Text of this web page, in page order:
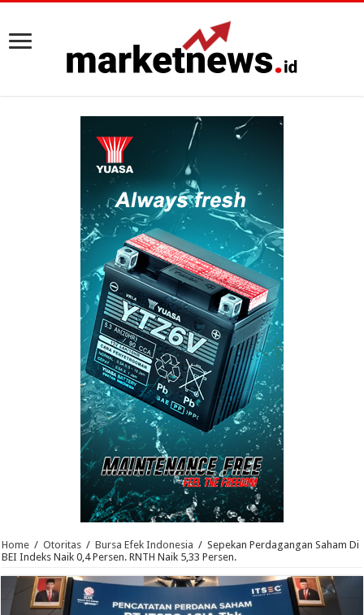
Home / Otoritas / Bursa Efek Indonesia / Sepekan Perdagangan Saham Di
BEI Indeks Naik 0,4 Persen. RNTH Naik 5,33 Persen.